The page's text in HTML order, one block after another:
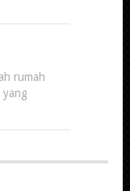
rumah
yang